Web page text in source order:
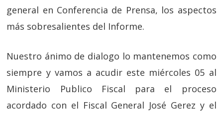
general en Conferencia de Prensa, los aspectos
más sobresalientes del Informe.
Nuestro ánimo de dialogo lo mantenemos como
siempre y vamos a acudir este miércoles 05 al
Ministerio Publico Fiscal para el proceso
acordado con el Fiscal General José Gerez y el